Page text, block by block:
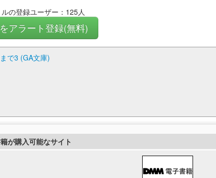
の登録ユーザー：125人
アラート登録(無料)
で3 (GA文庫)
が購入可能なサイト